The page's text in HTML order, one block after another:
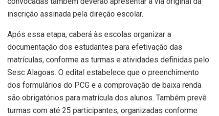
inscrição assinada pela direção escolar.
Após essa etapa, caberá às escolas organizar a
documentação dos estudantes para efetivação das
matrículas, conforme as turmas e atividades definidas pelo
Sesc Alagoas. O edital estabelece que o preenchimento
dos formulários do PCG e a comprovação de baixa renda
são obrigatórios para matrícula dos alunos. Também prevê
turmas com até 25 participantes, organizadas conforme